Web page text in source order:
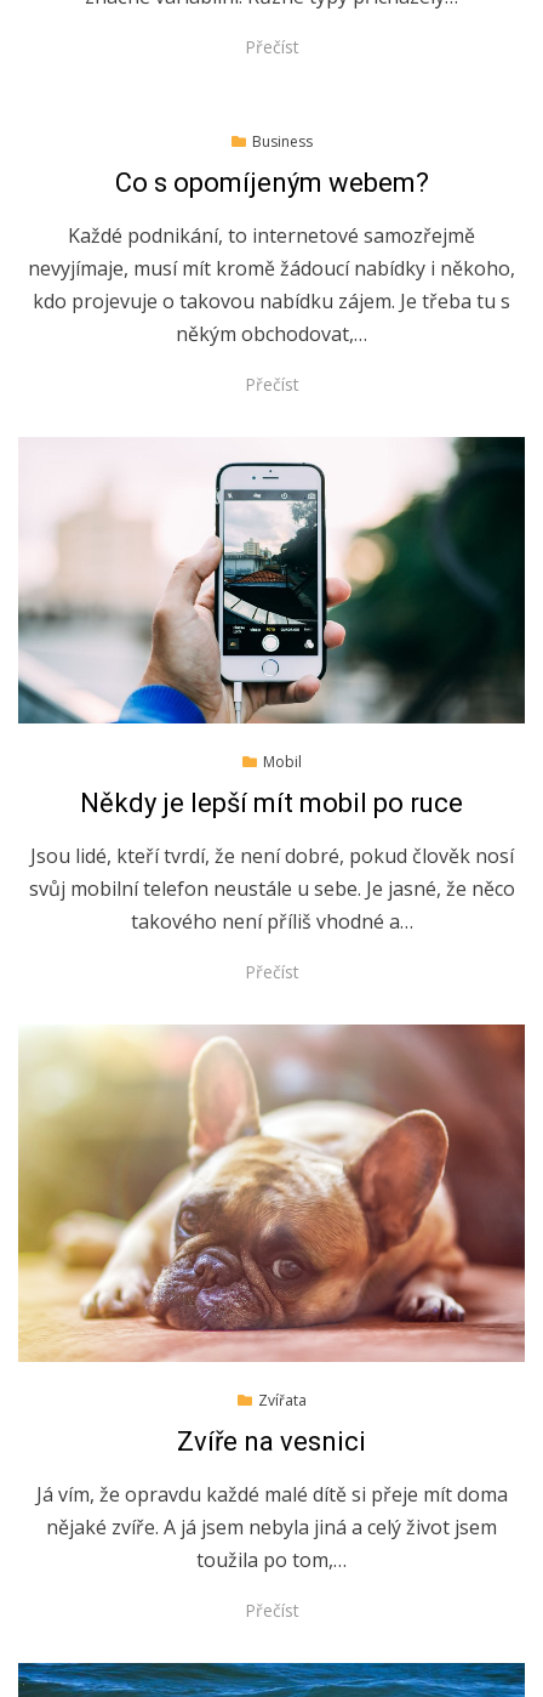
Přečíst
Posted18.6.2022
Business
Co s opomíjeným webem?
Každé podnikání, to internetové samozřejmě
nevyjímaje, musí mít kromě žádoucí nabídky i někoho,
kdo projevuje o takovou nabídku zájem. Je třeba tu s
někým obchodovat,…
Přečíst
Posted31.5.2022
Mobil
Někdy je lepší mít mobil po ruce
Jsou lidé, kteří tvrdí, že není dobré, pokud člověk nosí
svůj mobilní telefon neustále u sebe. Je jasné, že něco
takového není příliš vhodné a…
Přečíst
Posted5.5.2022
Zvířata
Zvíře na vesnici
Já vím, že opravdu každé malé dítě si přeje mít doma
nějaké zvíře. A já jsem nebyla jiná a celý život jsem
toužila po tom,…
Přečíst